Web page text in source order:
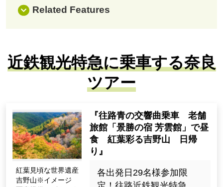
Related Features
近鉄観光特急に乗車する奈良
ツアー
紅葉見頃な世界遺産
吉野山※イメージ
『往路青の交響曲乗車 老舗
旅館「景勝の宿 芳雲館」で昼
食 紅葉彩る吉野山 日帰
り』
各出発日29名様参加限